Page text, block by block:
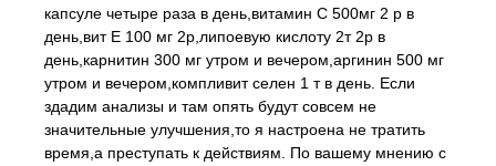
капсуле четыре раза в день,витамин С 500мг 2 р в
день,вит Е 100 мг 2р,липоевую кислоту 2т 2р в
день,карнитин 300 мг утром и вечером,аргинин 500 мг
утром и вечером,компливит селен 1 т в день. Если
здадим анализы и там опять будут совсем не
значительные улучшения,то я настроена не тратить
время,а преступать к действиям. По вашему мнению с